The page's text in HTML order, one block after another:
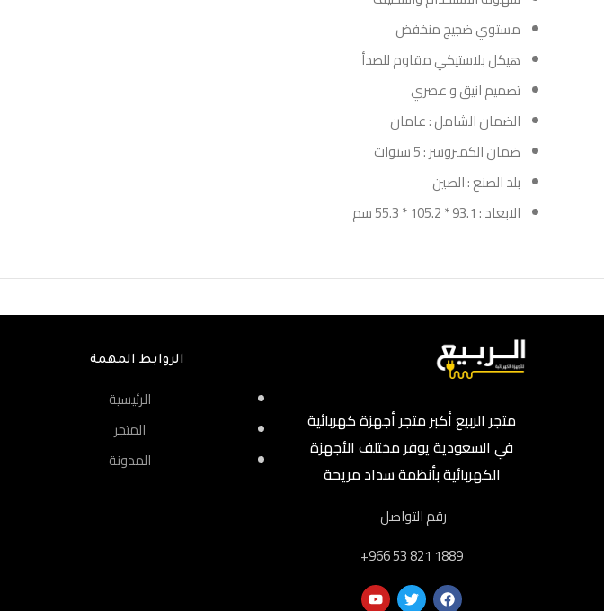
مستوي ضجيج منخفض
هيكل بلاستيكي مقاوم للصدأ
تصميم انيق و عصري
الضمان الشامل : عامان
ضمان الكمبروسر : 5 سنوات
بلد الصنع : الصين
الابعاد : 93.1 * 105.2 * 55.3 سم
متجر الربيع أكبر متجر أجهزة كهربائية
في السعودية يوفر مختلف الأجهزة
الكهربائية بأنظمة سداد مريحة
رقم التواصل
‎+966 53 821 1889
الروابط المهمة
الرئيسية
المتجر
المدونة